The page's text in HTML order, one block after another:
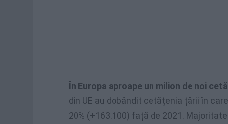
În Europa aproape un milion de noi
din UE au dobândit cetățenia țării în
20% (+163.100) față de 2021.